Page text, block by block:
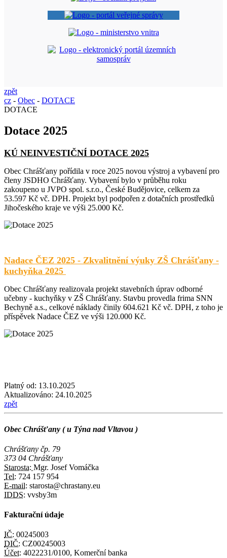
zpět
cz - Obec - DOTACE
DOTACE
Dotace 2025
KÚ NEINVESTIČNÍ DOTACE 2025
Obec Chrášťany pořídila v roce 2025 novou výstroj a vybavení pro
členy JSDHO Chrášťany. Vybavení bylo v průběhu roku
zakoupeno u JVPO spol. s.r.o., České Budějovice, celkem za
53.597 Kč vč. DPH. Projekt byl podpořen z dotačních prostředků
Jihočeského kraje ve výši 25.000 Kč.
Nadace ČEZ 2025 - Zkvalitnění výuky ZŠ Chrášťany -
kuchyňka 2025
Obec Chrášťany realizovala projekt stavebních úprav odborné
učebny - kuchyňky v ZŠ Chrášťany. Stavbu provedla frima SNN
Bechyně a.s., celkové náklady činily 604.621 Kč vč. DPH, z toho je
příspěvek Nadace ČEZ ve výši 120.000 Kč.
Platný od: 13.10.2025
Aktualizováno: 24.10.2025
zpět
Obec Chrášťany ( u Týna nad Vltavou )
Chrášťany čp. 79
373 04 Chrášťany
Starosta: Mgr. Josef Vomáčka
Tel: 724 157 954
E-mail: starosta@chrastany.eu
IDDS: vvsby3m
Fakturační údaje
IČ: 00245003
DIČ: CZ00245003
Účet: 4022231/0100, Komerční banka